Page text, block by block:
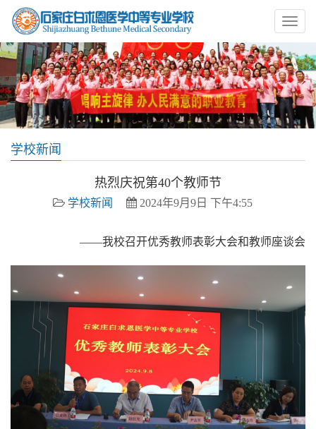
学校新闻
热烈庆祝第40个教师节
学校新闻 2024年9月9日 下午4:55
——我校召开优秀教师表彰大会和教师座谈会